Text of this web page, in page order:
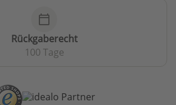
calendar_today
Rückgaberecht
100 Tage